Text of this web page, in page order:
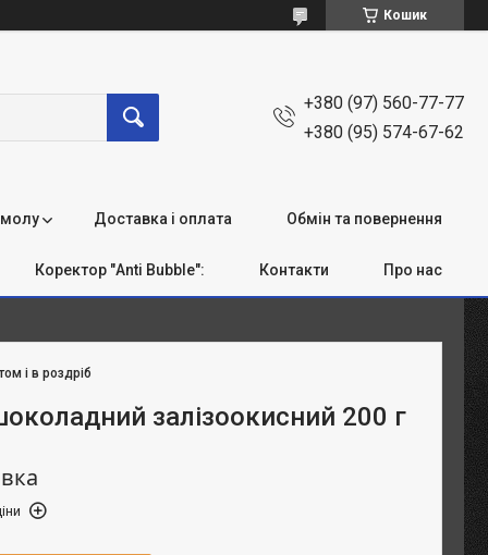
Кошик
+380 (97) 560-77-77
+380 (95) 574-67-62
Доставка і оплата Обмін та повернення
Коректор "Anti Bubble": Контакти Про нас
і в роздріб
залізоокисний 200 г